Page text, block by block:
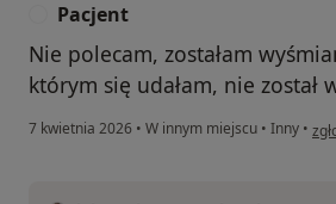
Pacjent
Nie polecam, zostałam
którym się udałam, nie został
7 kwietnia 2026 • W innym miejscu • Inny • w